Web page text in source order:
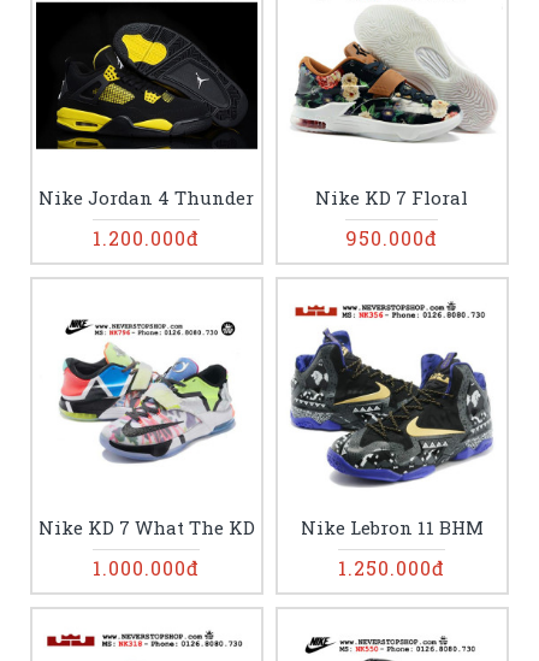
Nike Jordan 4 Thunder
1.200.000đ
Nike KD 7 Floral
950.000đ
Nike KD 7 What The KD
1.000.000đ
Nike Lebron 11 BHM
1.250.000đ